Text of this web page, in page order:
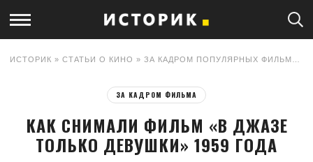
ИСТОРИК » СТАТЬИ О КИНО » ЗА КАДРОМ ПОПУЛЯРНЫХ ФИЛЬМОВ
ЗА КАДРОМ ФИЛЬМА
КАК СНИМАЛИ ФИЛЬМ «В ДЖАЗЕ
ТОЛЬКО ДЕВУШКИ» 1959 ГОДА